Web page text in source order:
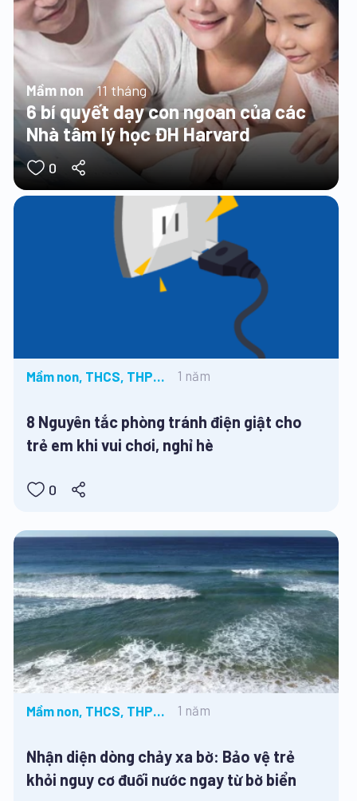
Mầm non 11 tháng
6 bí quyết dạy con ngoan của các
Nhà tâm lý học ĐH Harvard
0
Mầm non, THCS, THPT,
1 năm
8 Nguyên tắc phòng tránh điện giật cho
trẻ em khi vui chơi, nghỉ hè
0
Mầm non, THCS, THPT,
1 năm
Nhận diện dòng chảy xa bờ: Bảo vệ trẻ
khỏi nguy cơ đuối nước ngay từ bờ biển